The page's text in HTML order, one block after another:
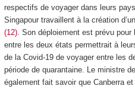
respectifs de voyager dans leurs
Singapour travaillent à la création
(12). Son déploiement est prévu
entre les deux états permettrait à
de la Covid-19 de voyager entre les
période de quarantaine. Le ministre
également fait savoir que Canberra